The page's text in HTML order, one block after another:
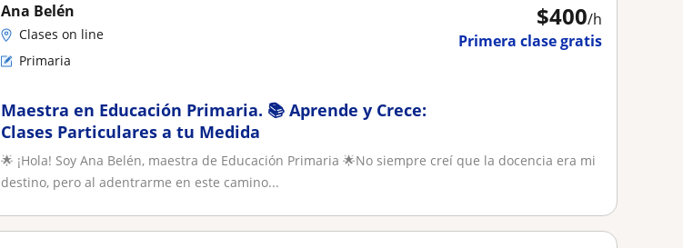
$400/h
Primera clase gratis
Ana Belén
Clases on line
Primaria
Maestra en Educación Primaria. 📚 Aprende y Crece:
Clases Particulares a tu Medida
🌟 ¡Hola! Soy Ana Belén, maestra de Educación Primaria 🌟No siempre creí que la docencia era mi
destino, pero al adentrarme en este camino...